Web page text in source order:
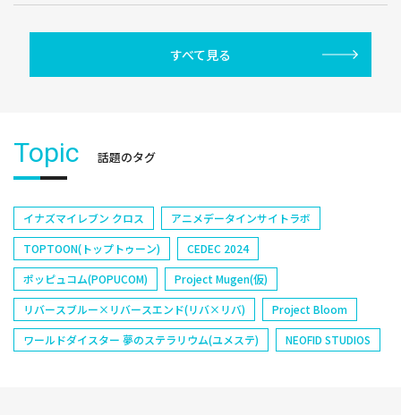
すべて見る
Topic 話題のタグ
イナズマイレブン クロス
アニメデータインサイトラボ
TOPTOON(トップトゥーン)
CEDEC 2024
ポッピュコム(POPUCOM)
Project Mugen(仮)
リバースブルー×リバースエンド(リバ×リバ)
Project Bloom
ワールドダイスター 夢のステラリウム(ユメステ)
NEOFID STUDIOS